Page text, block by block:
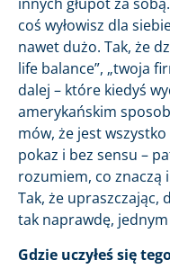
innych głupot za
coś wyłowisz dla
nawet dużo. Tak, że
life balance”, „twoja
dalej – które kiedyś
amerykańskim
mów, że jest
pokaz i bez sensu –
rozumiem, co znaczą
Tak, że
tak naprawdę,
Gdzie uczyłeś się